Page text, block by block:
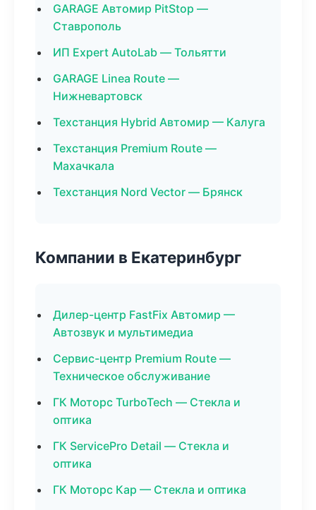
GARAGE Автомир PitStop —
Ставрополь
ИП Expert AutoLab — Тольятти
GARAGE Linea Route —
Нижневартовск
Техстанция Hybrid Автомир — Калуга
Техстанция Premium Route —
Махачкала
Техстанция Nord Vector — Брянск
Компании в Екатеринбург
Дилер-центр FastFix Автомир —
Автозвук и мультимедиа
Сервис-центр Premium Route —
Техническое обслуживание
ГК Моторс TurboTech — Стекла и
оптика
ГК ServicePro Detail — Стекла и
оптика
ГК Моторс Кар — Стекла и оптика